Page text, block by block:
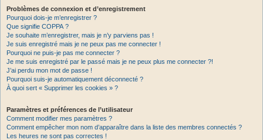
Problèmes de connexion et d’enregistrement
Pourquoi dois-je m’enregistrer ?
Que signifie COPPA ?
Je souhaite m’enregistrer, mais je n’y parviens pas !
Je suis enregistré mais je ne peux pas me connecter !
Pourquoi ne puis-je pas me connecter ?
Je me suis enregistré par le passé mais je ne peux plus me connecter ?!
J’ai perdu mon mot de passe !
Pourquoi suis-je automatiquement déconnecté ?
À quoi sert « Supprimer les cookies » ?
Paramètres et préférences de l’utilisateur
Comment modifier mes paramètres ?
Comment empêcher mon nom d’apparaître dans la liste des membres connectés ?
Les heures ne sont pas correctes !